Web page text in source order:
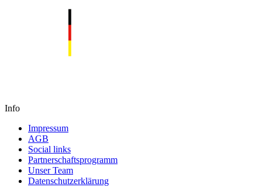
Info
Impressum
AGB
Social links
Partnerschaftsprogramm
Unser Team
Datenschutzerklärung